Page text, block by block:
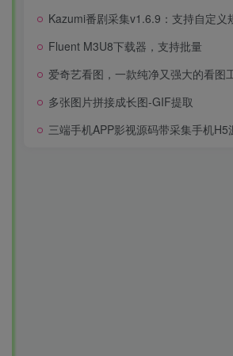
Kazumi番剧采集v1.6.9：支持自定义规则+在线观看+弹幕，跨平台
Fluent M3U8下载器，支持批量
爱奇艺看图，一款纯净又强大的看图
多张图片拼接成长图-GIF提取
三端手机APP影视源码带采集手机H5源码带VIP卡密